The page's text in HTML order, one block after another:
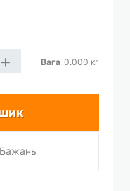
+ Вага 0.000 кг